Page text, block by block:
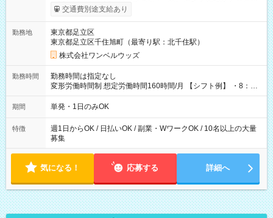
いOK！（規定あり） ┗働いたその日に現金GET♪ お仕事後はコ
ンビニATMから 日払い分を引き落とせます！ 【試用期間】試
交通費別途支給あり
勤務地
東京都足立区
東京都足立区千住旭町（最寄り駅：北千住駅）
株式会社ワンベルウッズ
勤務時間
勤務時間は指定なし
変形労働時間制 想定労働時間160時間/月 【シフト例】 ・8：00
～21：00
期間 単発・1日のみOK
特徴
週1日からOK / 日払いOK / 副業・WワークOK / 10名以上の大量
募集
気になる！ 応募する 詳細へ